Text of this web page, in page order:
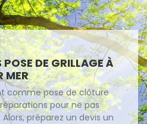
DE GRILLAGE À
MER
comme pose de clôture
pour ne pas
préparez un devis un